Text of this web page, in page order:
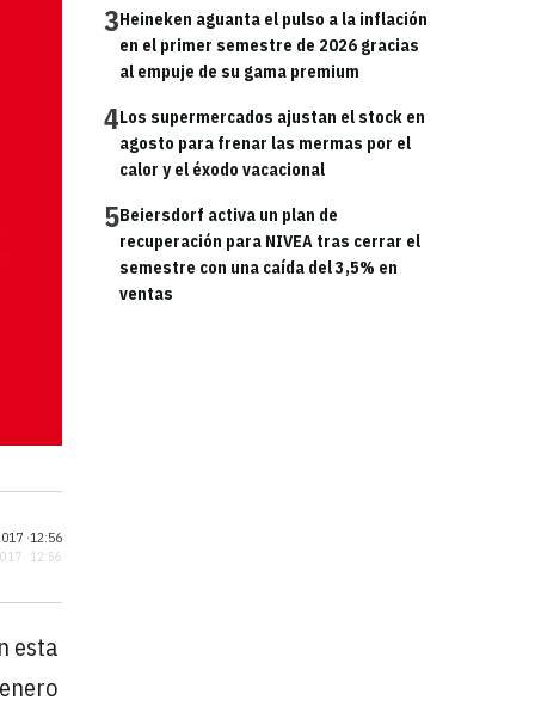
3Heineken aguanta el pulso a la inflación
en el primer semestre de 2026 gracias
al empuje de su gama premium
4Los supermercados ajustan el stock en
agosto para frenar las mermas por el
calor y el éxodo vacacional
5Beiersdorf activa un plan de
recuperación para NIVEA tras cerrar el
semestre con una caída del 3,5% en
ventas
·12:56
· 12:56
esta